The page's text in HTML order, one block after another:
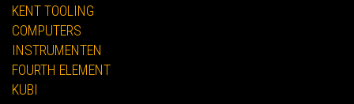
KENT TOOLING
COMPUTERS
INSTRUMENTEN
FOURTH ELEMENT
KUBI